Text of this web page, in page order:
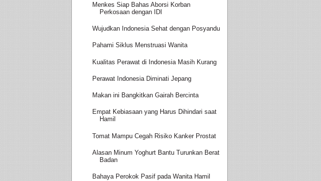
Menkes Siap Bahas Aborsi Korban
Perkosaan dengan IDI
Wujudkan Indonesia Sehat dengan Posyandu
Pahami Siklus Menstruasi Wanita
Kualitas Perawat di Indonesia Masih Kurang
Perawat Indonesia Diminati Jepang
Makan ini Bangkitkan Gairah Bercinta
Empat Kebiasaan yang Harus Dihindari saat
Hamil
Tomat Mampu Cegah Risiko Kanker Prostat
Alasan Minum Yoghurt Bantu Turunkan Berat
Badan
Bahaya Perokok Pasif pada Wanita Hamil